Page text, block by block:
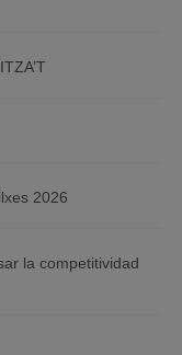
2026
la competitividad